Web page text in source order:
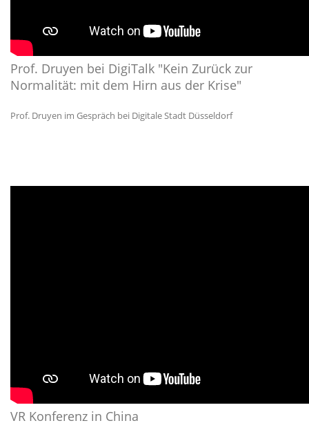
Prof. Druyen bei DigiTalk "Kein Zurück zur
Normalität: mit dem Hirn aus der Krise"
Prof. Druyen im Gespräch bei Digitale Stadt Düsseldorf
VR Konferenz in China